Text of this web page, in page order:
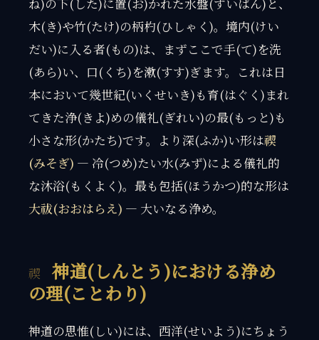
ね)の下(した)に置(お)かれた水盤(すいばん)と、
木(き)や竹(たけ)の柄杓(ひしゃく)。境内(けい
だい)に入る者(もの)は、まずここで手(て)を洗
(あら)い、口(くち)を漱(すす)ぎます。これは日
本において幾世紀(いくせいき)も育(はぐく)まれ
てきた浄(きよ)めの儀礼(ぎれい)の最(もっと)も
小さな形(かたち)です。より深(ふか)い形は禊
(みそぎ) — 冷(つめ)たい水(みず)による儀礼的
な沐浴(もくよく)。最も包括(ほうかつ)的な形は
大祓(おおはらえ) — 大いなる浄め。
神道(しんとう)における浄め
の理(ことわり)
神道の思惟(しい)には、西洋(せいよう)にちょう